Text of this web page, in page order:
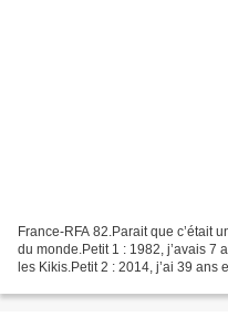
France-RFA 82.Parait que c’était
du monde.Petit 1 : 1982, j’avais 7
les Kikis.Petit 2 : 2014, j’ai 39